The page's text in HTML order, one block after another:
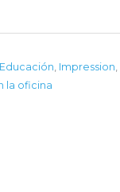
Educación Impression
la oficina